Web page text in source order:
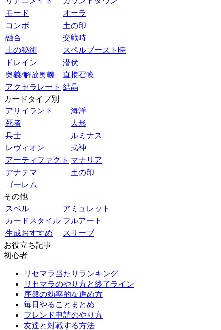
モード
オーラ
コンボ
土の印
融合
交戦時
土の秘術
スペルブースト時
ドレイン
潜伏
奥義/解放奥義
直接召喚
アクセラレート 結晶
カードタイプ別
アサイラント
海洋
死者
人形
兵士
ルミナス
レヴィオン
式神
アーティファクト マナリア
アナテマ
土の印
ゴーレム
その他
スペル
アミュレット
カードスタイル フルアート
生成おすすめ
スリーブ
お役立ち記事
初心者
リセマラ当たりランキング
リセマラのやり方と終了ライン
序盤の効率的な進め方
毎日やることまとめ
フレンド申請のやり方
友達と対戦する方法